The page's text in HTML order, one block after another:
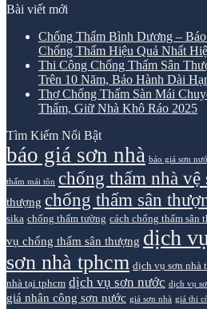
Bài viết mới
Chống Thấm Bình Dương –
Chống Thấm Hiệu Quả Nhất
Thi Công Chống Thấm Sân
Trên 10 Năm, Bảo Hành Dài
Thợ Chống Thấm Sàn Mái
Thấm, Giữ Nhà Khô Ráo 2025
Tìm Kiếm Nổi Bật
báo giá sơn nhà báo giá sơn
thấm mái tôn chống thấm nhà vệ
thượng chống thấm sân
sika chống thấm tường cách chống thấm sân
vụ chống thấm sân thượng dịch
sơn nhà tphcm dịch vụ sơn nhà
nhà tại tphcm dịch vụ sơn nước dịch vụ
giá nhân công sơn nước giá sơn nhà giá thi